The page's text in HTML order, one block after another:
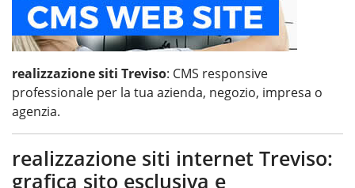
realizzazione siti Treviso: CMS responsive
professionale per la tua azienda, negozio, impresa o
agenzia.
realizzazione siti internet Treviso:
grafica sito esclusiva e